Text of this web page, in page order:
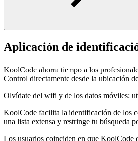
Aplicación de
KoolCode ahorra tiempo a los
Control directamente desde la ubicación
Olvídate del wifi y de los datos móviles:
KoolCode facilita la identificación de los
una lista extensa y restringe tu búsqueda
Los usuarios coinciden en que KoolCode